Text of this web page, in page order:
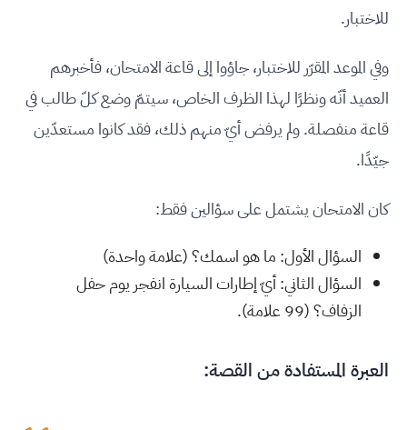
للاختبار.
وفي الموعد المقرّر للاختبار، جاؤوا إلى قاعة الامتحان، فأخبرهم
العميد أنّه ونظرًا لهذا الظرف الخاص، سيتمّ وضع كلّ طالب في
قاعة منفصلة. ولم يرفض أيّ منهم ذلك، فقد كانوا مستعدّين
جيّدًا.
كان الامتحان يشتمل على سؤالين فقط:
السؤال الأول: ما هو اسمك؟ (علامة واحدة)
السؤال الثاني: أيّ إطارات السيارة انفجر يوم حفل
الزفاف؟ (99 علامة).
العبرة المستفادة من القصة: